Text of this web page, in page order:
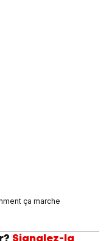
ça marche
Signalez-la